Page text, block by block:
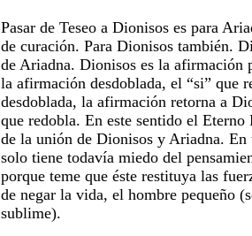
Pasar de Teseo a Dionisos es para
de curación. Para Dionisos también.
de Ariadna. Dionisos es la afirmación
la afirmación desdoblada, el “si” que
desdoblada, la afirmación retorna a
que redobla. En este sentido el
de la unión de Dionisos y Ariadna. En
solo tiene todavía miedo del
porque teme que éste restituya las
de negar la vida, el hombre pequeño
sublime).